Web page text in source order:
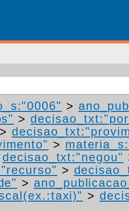
>
>
>
>
decisao_txt:"negou"
>
>
>